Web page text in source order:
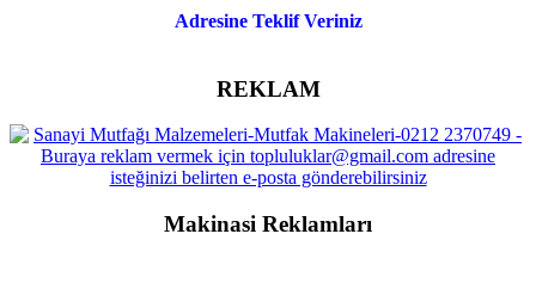
Adresine Teklif Veriniz
REKLAM
Makinasi Reklamları